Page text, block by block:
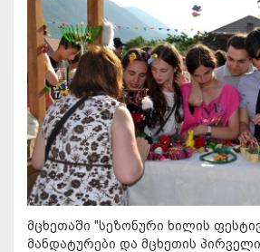
მცხეთაში "სეზონური ხილის
მანდატურები და მცხეთის